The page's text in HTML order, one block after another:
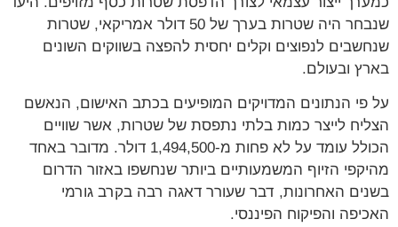
שנבחר היה שטרות בערך של 50 דולר אמריקאי, שטרות
שנחשבים לנפוצים וקלים יחסית להפצה בשווקים השונים
בארץ ובעולם.
על פי הנתונים המדויקים המופיעים בכתב האישום, הנאשם
הצליח לייצר כמות בלתי נתפסת של שטרות, אשר שוויים
הכולל עומד על לא פחות מ-1,494,500 דולר. מדובר באחד
מהיקפי הזיוף המשמעותיים ביותר שנחשפו באזור הדרום
בשנים האחרונות, דבר שעורר דאגה רבה בקרב גורמי
האכיפה והפיקוח הפיננסי.